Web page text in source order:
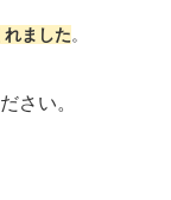
ました。
さい。